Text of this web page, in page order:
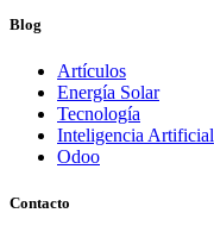
Blog
Artículos
Energía Solar
Tecnología
Inteligencia Artificial
Odoo
Contacto